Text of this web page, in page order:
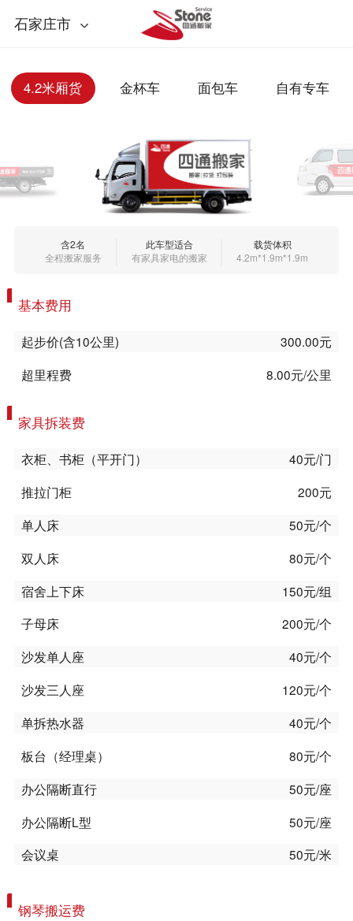
石家庄市
4.2米厢货 金杯车 面包车
自有专车
日式搬家
3.3米敞车
含2名
全程搬家服务
此车型适合
有家具家电的搬家
载货体积
4.2m*1.9m*1.9m
基本费用
起步价(含10公里)
300.00元
超里程费
8.00元/公里
家具拆装费
衣柜、书柜（平开门）
40元/门
推拉门柜
200元
单人床
50元/个
双人床
80元/个
宿舍上下床
150元/组
子母床
200元/个
沙发单人座
40元/个
沙发三人座
120元/个
单拆热水器
40元/个
板台（经理桌）
80元/个
办公隔断直行
50元/座
办公隔断L型
50元/座
会议桌
50元/米
钢琴搬运费